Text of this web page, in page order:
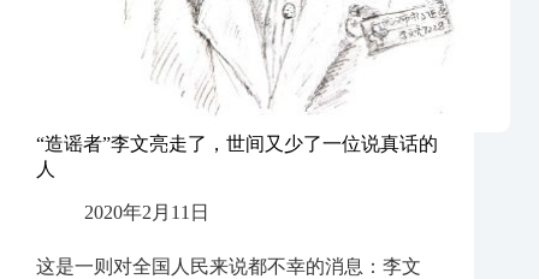
“造谣者”李文亮走了，世间又少了一位说真话的
人
2020年2月11日
这是一则对全国人民来说都不幸的消息：李文